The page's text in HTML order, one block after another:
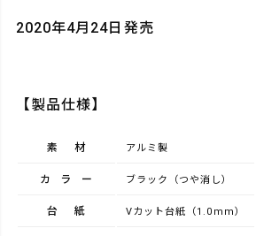
2020年4月24日発売
【製品仕様】
素材 アルミ製
カラー ブラック（つや消し）
台紙 Vカット台紙（1.0mm）